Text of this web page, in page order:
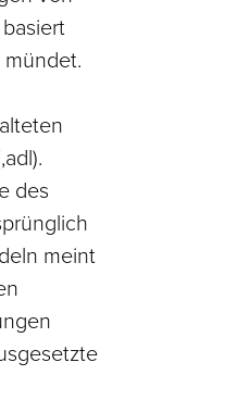
des
meint